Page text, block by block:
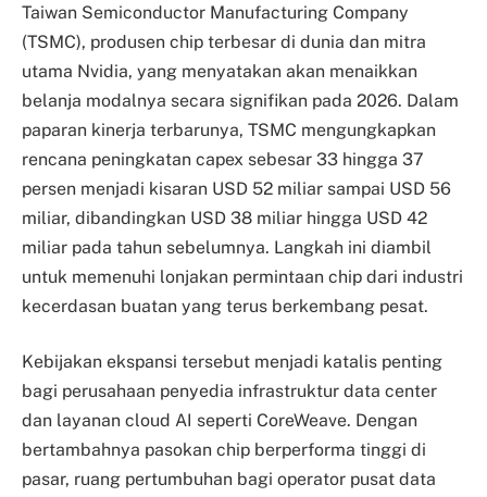
Taiwan Semiconductor Manufacturing Company
(TSMC), produsen chip terbesar di dunia dan mitra
utama Nvidia, yang menyatakan akan menaikkan
belanja modalnya secara signifikan pada 2026. Dalam
paparan kinerja terbarunya, TSMC mengungkapkan
rencana peningkatan capex sebesar 33 hingga 37
persen menjadi kisaran USD 52 miliar sampai USD 56
miliar, dibandingkan USD 38 miliar hingga USD 42
miliar pada tahun sebelumnya. Langkah ini diambil
untuk memenuhi lonjakan permintaan chip dari industri
kecerdasan buatan yang terus berkembang pesat.
Kebijakan ekspansi tersebut menjadi katalis penting
bagi perusahaan penyedia infrastruktur data center
dan layanan cloud AI seperti CoreWeave. Dengan
bertambahnya pasokan chip berperforma tinggi di
pasar, ruang pertumbuhan bagi operator pusat data